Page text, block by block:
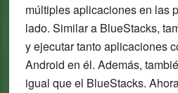
múltiples aplicaciones en las
lado. Similar a BlueStacks,
y ejecutar tanto aplicaciones
Android en él. Además,
igual que el BlueStacks.